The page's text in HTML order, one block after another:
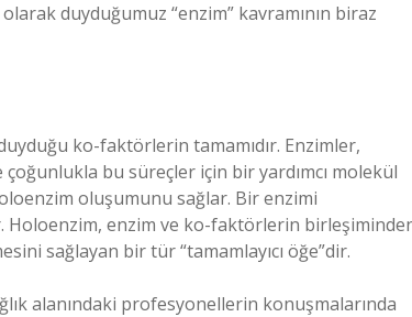
duyduğumuz “enzim” kavramının biraz
ko-faktörlerin tamamıdır. Enzimler,
bu süreçler için bir yardımcı molekül
oluşumunu sağlar. Bir enzimi
Holoenzim, enzim ve ko-faktörlerin
sağlayan bir tür “tamamlayıcı öğe”dir.
alanındaki profesyonellerin konuşmalarında